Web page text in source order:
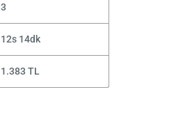
3
12s 14dk
1.383 TL